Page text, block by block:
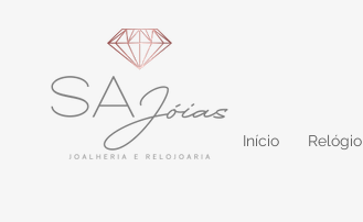
Início Relógio